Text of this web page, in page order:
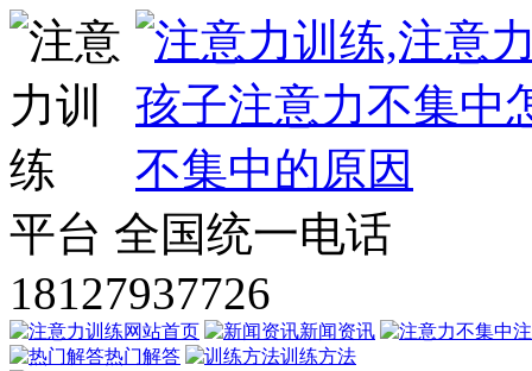
平台 全国统一电话
18127937726
网站首页 新闻资讯
热门解答
训练方法